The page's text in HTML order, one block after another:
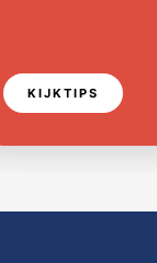
KIJKTIPS